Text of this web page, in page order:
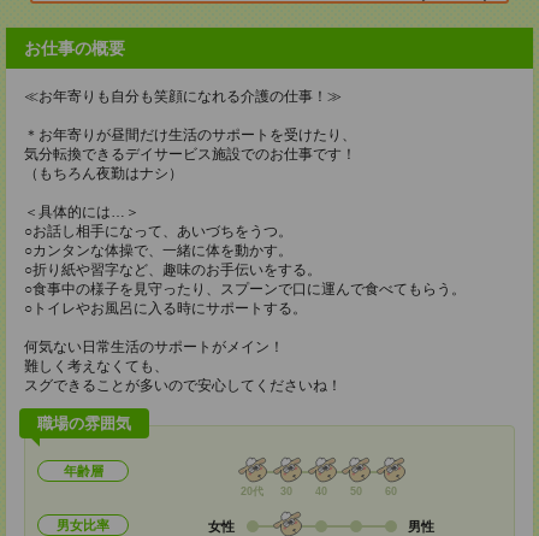
お仕事の概要
≪お年寄りも自分も笑顔になれる介護の仕事！≫
＊お年寄りが昼間だけ生活のサポートを受けたり、
気分転換できるデイサービス施設でのお仕事です！
（もちろん夜勤はナシ）
＜具体的には…＞
○お話し相手になって、あいづちをうつ。
○カンタンな体操で、一緒に体を動かす。
○折り紙や習字など、趣味のお手伝いをする。
○食事中の様子を見守ったり、スプーンで口に運んで食べてもらう。
○トイレやお風呂に入る時にサポートする。
何気ない日常生活のサポートがメイン！
難しく考えなくても、
スグできることが多いので安心してくださいね！
職場の雰囲気
年齢層
20代 30 40 50 60
男女比率 女性 男性